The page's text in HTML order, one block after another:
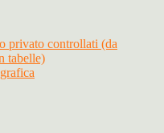
privato controllati (da
tabelle)